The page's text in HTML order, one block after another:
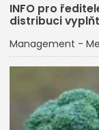
INFO pro
distribuci
Management -